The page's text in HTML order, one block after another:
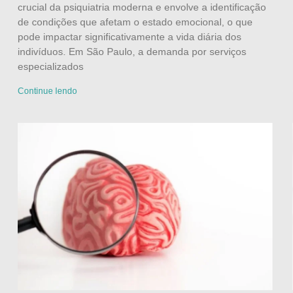
crucial da psiquiatria moderna e envolve a identificação
de condições que afetam o estado emocional, o que
pode impactar significativamente a vida diária dos
indivíduos. Em São Paulo, a demanda por serviços
especializados
Continue lendo